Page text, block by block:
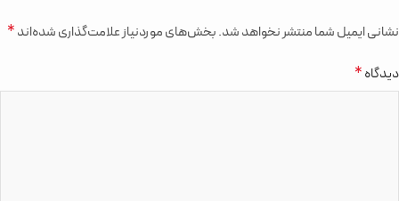
نشانی ایمیل شما منتشر نخواهد شد.بخش‌های موردنیاز علامت‌گذاری شده‌اند*
دیدگاه*